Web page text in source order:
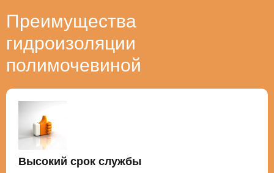
Преимущества
гидроизоляции
полимочевиной
Высокий срок службы